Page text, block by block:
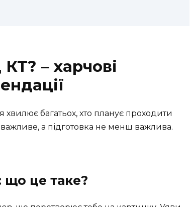
– харчові
багатьох, хто планує проходити
а підготовка не менш важлива.
що це таке?